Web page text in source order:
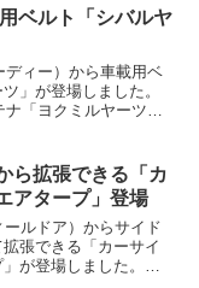
使うことができま
します。
ベルト「シバルヤ
ディー）から車載用ベ
」が登場しました。
「ヨクミルヤーツ」
す。DODのブランド
ンドロゴをジャガード
です。詳細をレビュ
ら拡張できる「カ
アタープ」登場
ールドア）からサイド
張できる「カーサイ
が登場しました。